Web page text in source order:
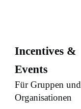
Incentives &
Events
Für Gruppen und
Organisationen